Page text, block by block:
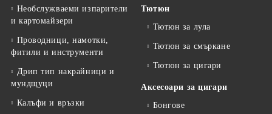
Необслужваеми изпарители
и картомайзери
Проводници, намотки,
фитили и инструменти
Дрип тип накрайници и
мундщуци
Калъфи и връзки
Тютюн
Тютюн за лула
Тютюн за смъркане
Тютюн за цигари
Аксесоари за цигари
Бонгове